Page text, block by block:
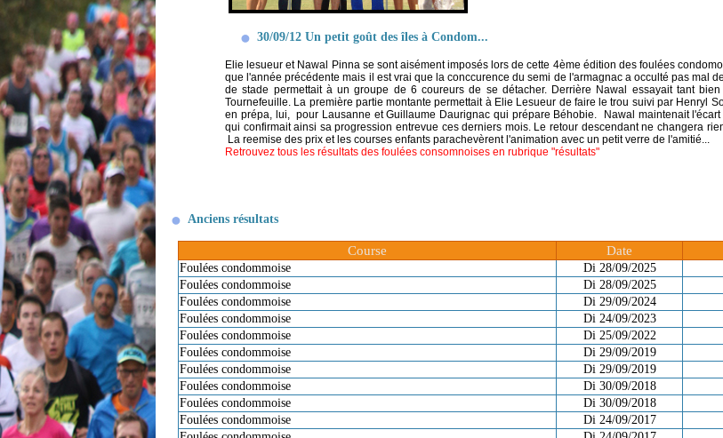
30/09/12 Un petit goût des îles à Condom...
Elie lesueur et Nawal Pinna se sont aisément imposés lors de cette 4ème édition des foulées
que l'année précédente mais il est vrai que la conccurence du semi de l'armagnac a occulté pas mal
de stade permettait à un groupe de 6 coureurs de se détacher. Derrière Nawal essayait tant
Tournefeuille. La première partie montante permettait à Elie Lesueur de faire le trou suivi par Henryl
en prépa, lui, pour Lausanne et Guillaume Daurignac qui prépare Béhobie. Nawal maintenait
qui confirmait ainsi sa progression entrevue ces derniers mois. Le retour descendant ne changera
La reemise des prix et les courses enfants parachevèrent l'animation avec un petit verre de l'amitié...
Retrouvez tous les résultats des foulées consomnoises en rubrique "résultats"
Anciens résultats
Course Date
Foulées condommoise Di 28/09/2025
Foulées condommoise
Di 28/09/2025
Foulées condommoise
Di 29/09/2024
Foulées condommoise
Di 24/09/2023
Foulées condommoise
Di 25/09/2022
Foulées condommoise
Di 29/09/2019
Foulées condommoise
Di 29/09/2019
Foulées condommoise
Di 30/09/2018
Foulées condommoise
Di 30/09/2018
Foulées condommoise
Di 24/09/2017